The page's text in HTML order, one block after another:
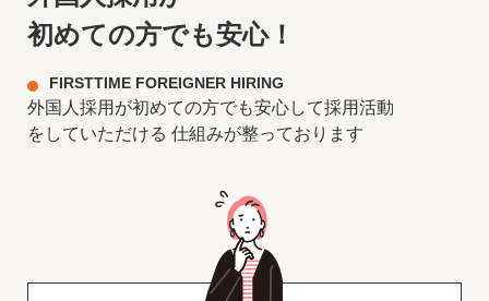
初めての方でも安心！
FIRSTTIME FOREIGNER HIRING
外国人採用が初めての方でも安心して採用活動
をしていただける 仕組みが整っております